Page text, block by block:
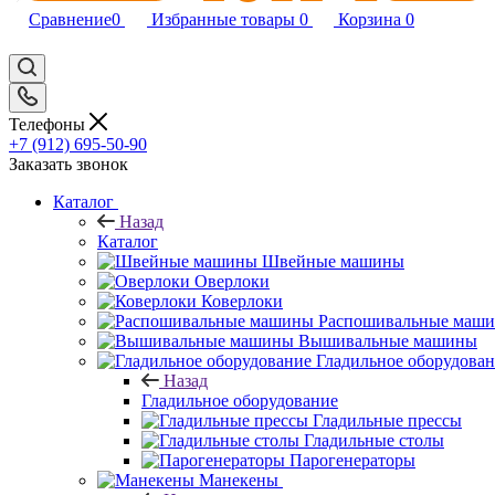
Сравнение0 Избранные товары 0 Корзина 0
Телефоны
+7 (912) 695-50-90
Заказать звонок
Каталог
Назад
Каталог
Швейные машины
Оверлоки
Коверлоки
Распошивальные
Вышивальные машины
Гладильное
Назад
Гладильное оборудование
Гладильные прессы
Гладильные столы
Парогенераторы
Манекены